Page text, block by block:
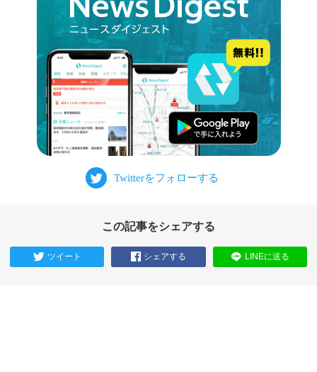
この記事をシェアする
ツイート シェアする LINEに送る